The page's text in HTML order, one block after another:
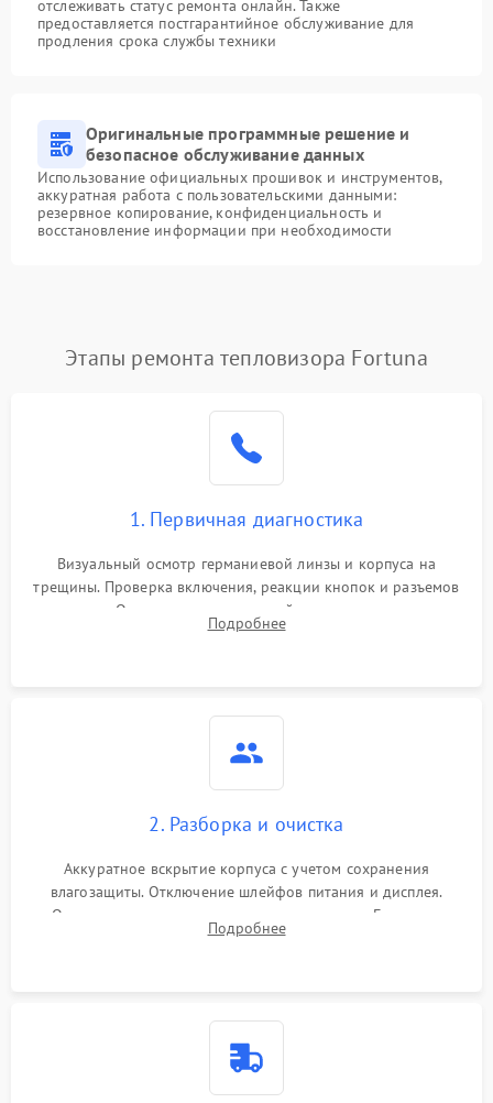
отслеживать статус ремонта онлайн. Также
предоставляется постгарантийное обслуживание для
продления срока службы техники
Оригинальные программные решение и
безопасное обслуживание данных
Использование официальных прошивок и инструментов,
аккуратная работа с пользовательскими данными:
резервное копирование, конфиденциальность и
восстановление информации при необходимости
Этапы ремонта тепловизора Fortuna
1. Первичная диагностика
Визуальный осмотр германиевой линзы и корпуса на
трещины. Проверка включения, реакции кнопок и разъемов
зарядки. Оценка вывода тепловой сигнатуры на экран,
проверка базовых функций и считывание системных
Подробнее
2. Разборка и очистка
Аккуратное вскрытие корпуса с учетом сохранения
влагозащиты. Отключение шлейфов питания и дисплея.
Очистка внутренних плат от окислов и пыли. Бережная
обработка германиевого объектива специализированными
Подробнее